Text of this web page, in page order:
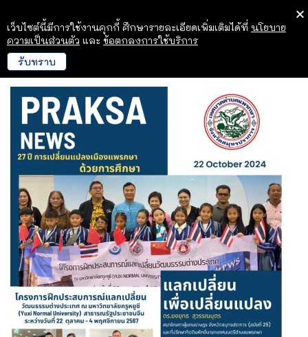
เว็บไซต์นี้มีการใช้งานคุกกี้ ศึกษารายละเอียดเพิ่มเติมได้ที่ นโยบาย
ความเป็นส่วนตัว และ ข้อตกลงการใช้บริการ
รับทราบ